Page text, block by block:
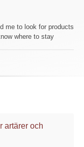
me to look for products
where to stay
artärer och